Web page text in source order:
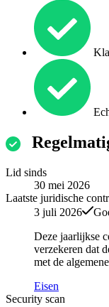
Lid sinds
30 mei 2026
Laatste juridische
3 juli 2026
Deze jaarlijkse
verzekeren dat
met de
Eisen
Security scan